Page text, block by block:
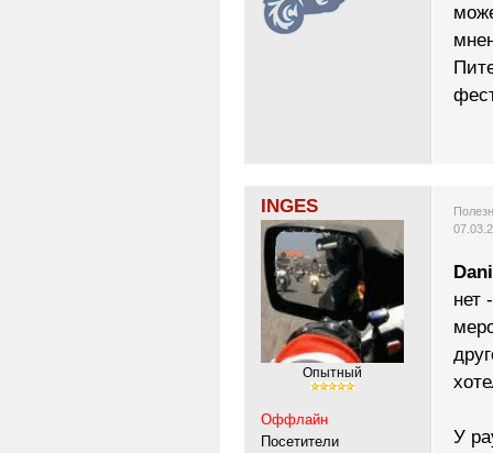
INGES
Опытный
Оффлайн
Посетители
нет
У